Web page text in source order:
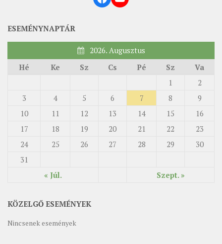
ESEMÉNYNAPTÁR
2026. Augusztus
Hé
Ke Sz Cs Pé Sz Va
« Júl. Szept. »
1
2
3
4 5 6 7 8
9
10
11 12 13 14 15
16
17
18 19 20 21 22
23
24
25 26 27 28 29
30
31
KÖZELGŐ ESEMÉNYEK
Nincsenek események